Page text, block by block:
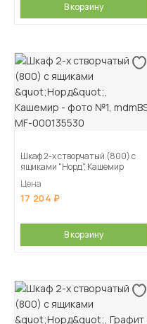
В корзину
Шкаф 2-х створчатый (800) с
ящиками "Норд", Кашемир
Цена
17 204
В корзину